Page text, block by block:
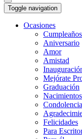
Toggle navigation
Ocasiones
Cumpleaños
Aniversario
Amor
Amistad
Mejórate
Graduación
Nacimientos
Felicidades
Para